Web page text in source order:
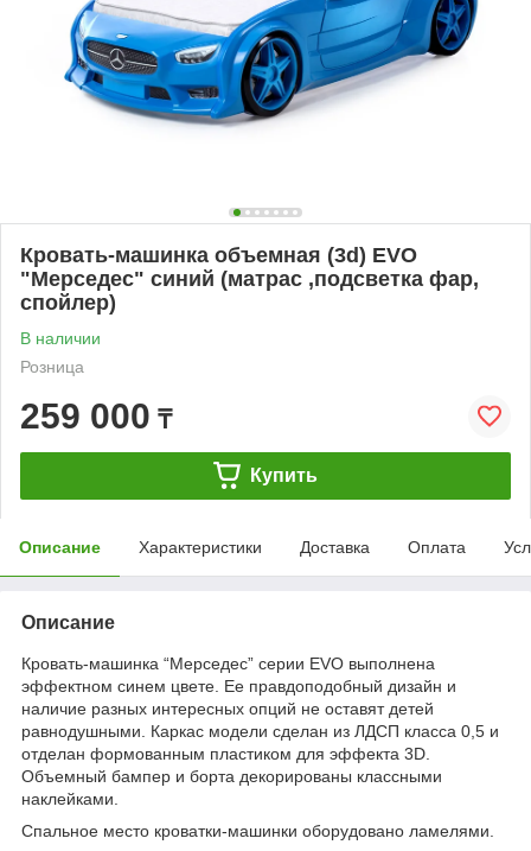
Кровать-машинка объемная (3d) EVO
"Мерседес" синий (матрас ,подсветка фар,
спойлер)
В наличии
Розница
259 000 ₸
Купить
Описание Характеристики Доставка Оплата
Описание
Кровать-машинка “Мерседес” серии EVO выполнена
эффектном синем цвете. Ее правдоподобный дизайн и
наличие разных интересных опций не оставят детей
равнодушными. Каркас модели сделан из ЛДСП класса 0,5 и
отделан формованным пластиком для эффекта 3D.
Объемный бампер и борта декорированы классными
наклейками.
Спальное место кроватки-машинки оборудовано ламелями.